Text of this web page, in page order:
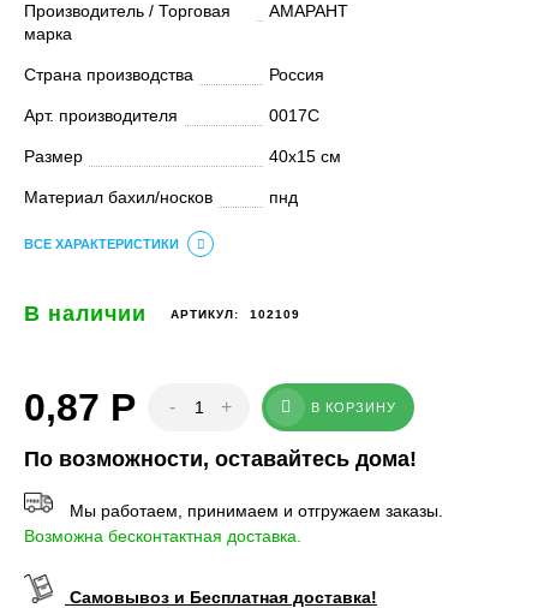
Производитель / Торговая
марка
АМАРАНТ
Страна производства Россия
Арт. производителя 0017С
Размер 40х15 см
Материал бахил/носков пнд
ВСЕ ХАРАКТЕРИСТИКИ
В наличии АРТИКУЛ: 102109
0,87 Р - + В КОРЗИНУ
По возможности, оставайтесь дома!
Мы работаем, принимаем и отгружаем заказы.
Возможна бесконтактная доставка.
Самовывоз и Бесплатная доставка!